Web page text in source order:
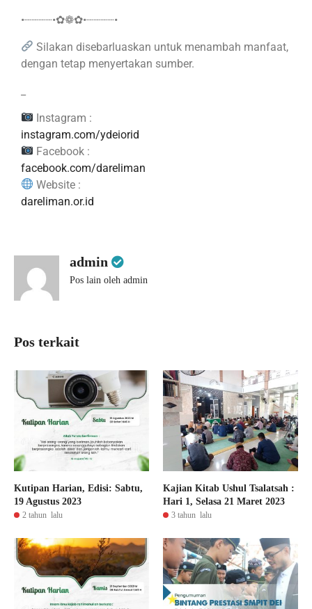
•┈┈┈┈•✿❁✿•┈┈┈┈•
Silakan disebarluaskan untuk menambah manfaat,
dengan tetap menyertakan sumber.
Instagram :
instagram.com/ydeiorid
Facebook :
facebook.com/dareliman
Website :
dareliman.or.id
admin
Pos lain oleh admin
Pos terkait
Kutipan Harian, Edisi: Sabtu,
19 Agustus 2023
2 tahun lalu
Kajian Kitab Ushul Tsalatsah :
Hari 1, Selasa 21 Maret 2023
3 tahun lalu